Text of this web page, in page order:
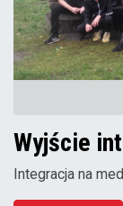
Wyjście
Integracja na